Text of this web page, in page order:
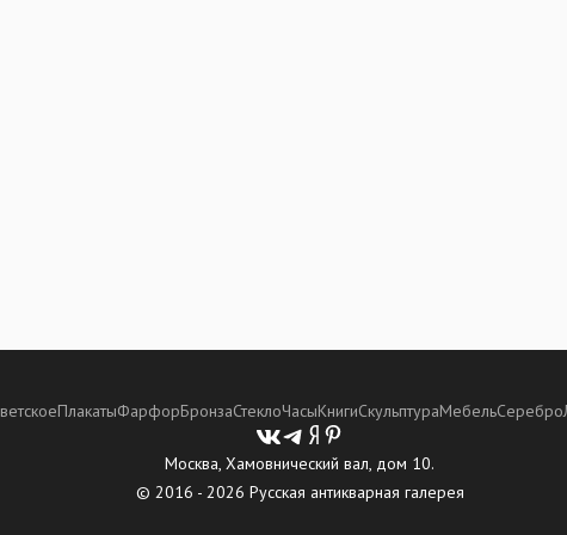
ПлакатыФарфорБронзаСтеклоЧасыКнигиСкульптураМебельСеребро
Москва, Хамовнический вал, дом 10.
© 2016 - 2026 Русская антикварная галерея